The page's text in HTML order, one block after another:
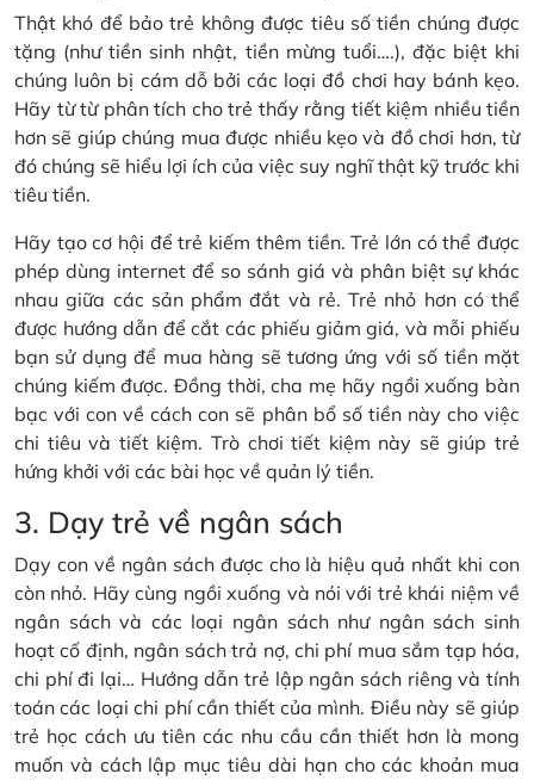
Thật khó để bảo trẻ không được tiêu số tiền chúng được
tặng (như tiền sinh nhật, tiền mừng tuổi….), đặc biệt khi
chúng luôn bị cám dỗ bởi các loại đồ chơi hay bánh kẹo.
Hãy từ từ phân tích cho trẻ thấy rằng tiết kiệm nhiều tiền
hơn sẽ giúp chúng mua được nhiều kẹo và đồ chơi hơn, từ
đó chúng sẽ hiểu lợi ích của việc suy nghĩ thật kỹ trước khi
tiêu tiền.
Hãy tạo cơ hội để trẻ kiếm thêm tiền. Trẻ lớn có thể được
phép dùng internet để so sánh giá và phân biệt sự khác
nhau giữa các sản phẩm đắt và rẻ. Trẻ nhỏ hơn có thể
được hướng dẫn để cắt các phiếu giảm giá, và mỗi phiếu
bạn sử dụng để mua hàng sẽ tương ứng với số tiền mặt
chúng kiếm được. Đồng thời, cha mẹ hãy ngồi xuống bàn
bạc với con về cách con sẽ phân bổ số tiền này cho việc
chi tiêu và tiết kiệm. Trò chơi tiết kiệm này sẽ giúp trẻ
hứng khởi với các bài học về quản lý tiền.
3. Dạy trẻ về ngân sách
Dạy con về ngân sách được cho là hiệu quả nhất khi con
còn nhỏ. Hãy cùng ngồi xuống và nói với trẻ khái niệm về
ngân sách và các loại ngân sách như ngân sách sinh
hoạt cố định, ngân sách trả nợ, chi phí mua sắm tạp hóa,
chi phí đi lại… Hướng dẫn trẻ lập ngân sách riêng và tính
toán các loại chi phí cần thiết của mình. Điều này sẽ giúp
trẻ học cách ưu tiên các nhu cầu cần thiết hơn là mong
muốn và cách lập mục tiêu dài hạn cho các khoản mua